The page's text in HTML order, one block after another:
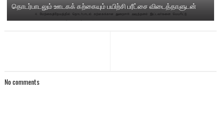
தொடர்பாடலும் ஊடகக் கற்கையும் பயிற்சி பரீட்சை விடைத்தாளுடன்
No comments